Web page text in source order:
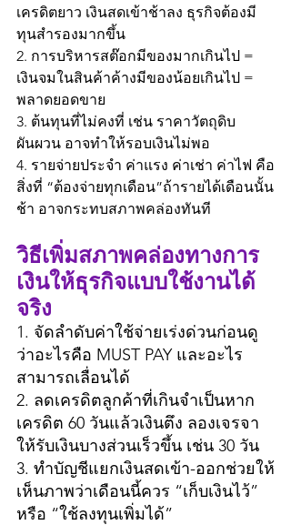
เครดิตยาว เงินสดเข้าช้าลง ธุรกิจต้องมี
ทุนสำรองมากขึ้น
2. การบริหารสต๊อกมีของมากเกินไป =
เงินจมในสินค้าค้างมีของน้อยเกินไป =
พลาดยอดขาย
3. ต้นทุนที่ไม่คงที่ เช่น ราคาวัตถุดิบ
ผันผวน อาจทำให้รอบเงินไม่พอ
4. รายจ่ายประจำ ค่าแรง ค่าเช่า ค่าไฟ คือ
สิ่งที่ “ต้องจ่ายทุกเดือน”ถ้ารายได้เดือนนั้น
ช้า อาจกระทบสภาพคล่องทันที
วิธีเพิ่มสภาพคล่องทางการ
เงินให้ธุรกิจแบบใช้งานได้
จริง
1. จัดลำดับค่าใช้จ่ายเร่งด่วนก่อนดู
ว่าอะไรคือ MUST PAY และอะไร
สามารถเลื่อนได้
2. ลดเครดิตลูกค้าที่เกินจำเป็นหาก
เครดิต 60 วันแล้วเงินตึง ลองเจรจา
ให้รับเงินบางส่วนเร็วขึ้น เช่น 30 วัน
3. ทำบัญชีแยกเงินสดเข้า-ออกช่วยให้
เห็นภาพว่าเดือนนี้ควร “เก็บเงินไว้”
หรือ “ใช้ลงทุนเพิ่มได้”